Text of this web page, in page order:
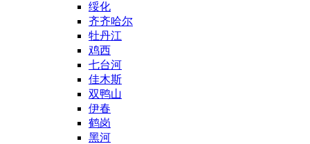
绥化
齐齐哈尔
牡丹江
鸡西
七台河
佳木斯
双鸭山
伊春
鹤岗
黑河